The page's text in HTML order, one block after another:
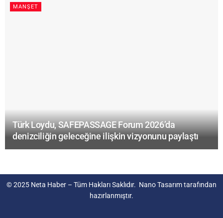
MANŞET
Türk Loydu, SAFEPASSAGE Forum 2026’da
denizciliğin geleceğine ilişkin vizyonunu paylaştı
© 2025 Neta Haber – Tüm Hakları Saklıdır. Nano Tasarımtarafından
hazırlanmıştır.